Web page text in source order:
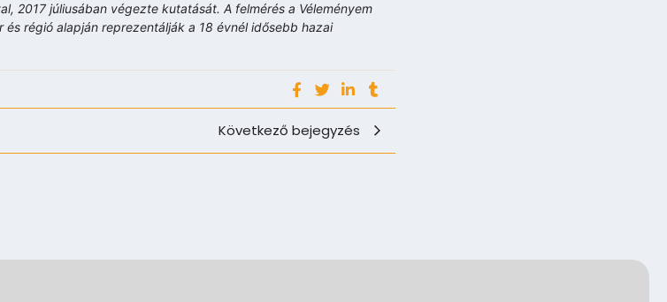
2017 júliusában végezte kutatását. A felmérés a Véleményem
régió alapján reprezentálják a 18 évnél idősebb hazai
Következő bejegyzés